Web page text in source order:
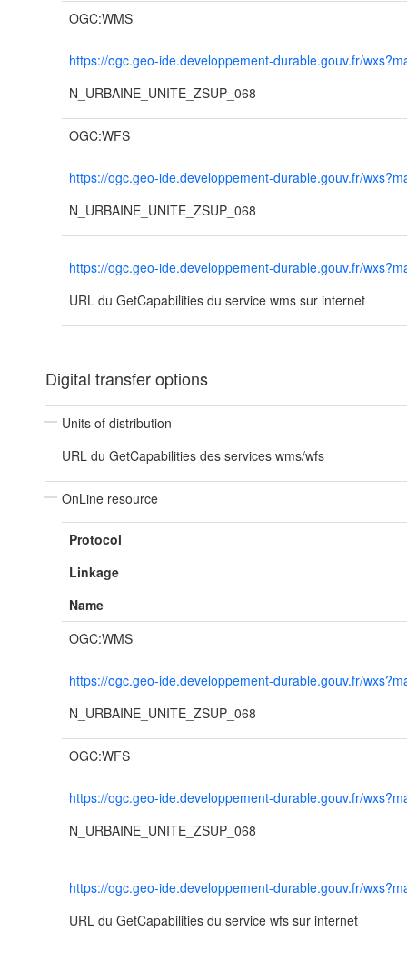
OGC:WMS
https://ogc.geo-ide.developpement-durable.gouv.fr/
N_URBAINE_UNITE_ZSUP_068
OGC:WFS
https://ogc.geo-ide.developpement-durable.gouv.fr/
N_URBAINE_UNITE_ZSUP_068
https://ogc.geo-ide.developpement-durable.gouv.fr/
URL du GetCapabilities du service wms sur internet
Digital transfer options
Units of distribution
URL du GetCapabilities des services wms/wfs
OnLine resource
Protocol
Linkage
Name
OGC:WMS
https://ogc.geo-ide.developpement-durable.gouv.fr/
N_URBAINE_UNITE_ZSUP_068
OGC:WFS
https://ogc.geo-ide.developpement-durable.gouv.fr/
N_URBAINE_UNITE_ZSUP_068
https://ogc.geo-ide.developpement-durable.gouv.fr/
URL du GetCapabilities du service wfs sur internet